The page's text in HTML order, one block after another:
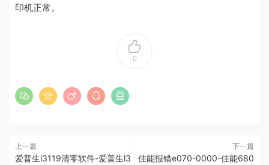
印机正常。
0
上一篇
爱普生l3119清零软件-爱普生l3
下一篇
佳能报错e070-0000-佳能680